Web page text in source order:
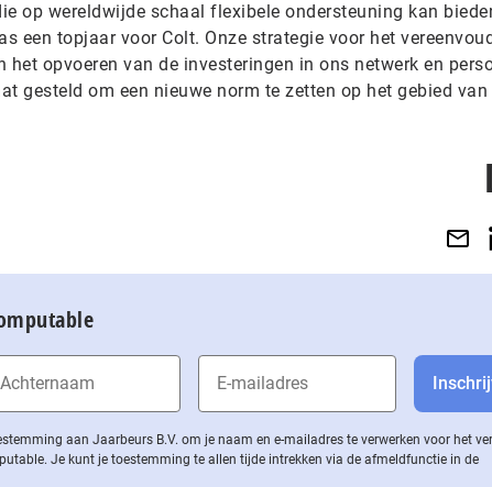
op wereldwijde schaal flexibele ondersteuning kan
een topjaar voor Colt. Onze strategie voor het
opvoeren van de investeringen in ons netwerk en
gesteld om een nieuwe norm te zetten op het gebied van
aan Jaarbeurs B.V. om je naam en e-mailadres te verwerken voor het
Je kunt je toestemming te allen tijde intrekken via de af­meld­func­tie in de